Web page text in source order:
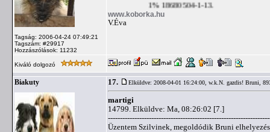
Tagság: 2006-04-24 07:49:21
Tagszám: #29917
Hozzászólások: 11232
1% 18680504-1-13.
www.koborka.hu
V.Éva
Kiváló dolgozó
Biakuty 17. Elküldve: 2008-04-01 16:24:00, w.k.N. gazdis! Bruni,
martigi
14799. Elküldve: Ma, 08:26:02 [7.]
Üzentem Szilvinek, megoldódik Bruni